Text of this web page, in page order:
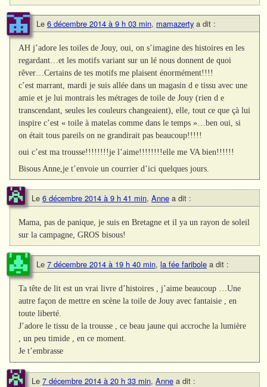
Le 6 décembre 2014 à 9 h 03 min, mamazerty a dit :
AH j’adore les toiles de Jouy, oui, on s’imagine des histoires en les
regardant…et les motifs variant sur un lé nous donnent de quoi
rêver…Certains de tes motifs me plaisent énormément!!!!
c’est marrant, mardi je suis allée dans un magasin d e tissu avec une
amie et je lui montrais les métrages de toile de Jouy (rien d e
transcendant, seules les couleurs changeaient), elle, tout ce que çà lui
inspire c’est « toile à matelas comme dans le temps »…ben oui, si
on était tous pareils on ne grandirait pas beaucoup!!!!!
oui c’est ma trousse!!!!!!!!je l’aime!!!!!!!!elle me VA bien!!!!!!
Bisous Anne,je t’envoie un courrier d’ici quelques jours.
Le 6 décembre 2014 à 9 h 41 min, Anne a dit :
Mama, pas de panique, je suis en Bretagne et il ya un rayon de soleil
sur la campagne, GROS bisous!
Le 7 décembre 2014 à 19 h 40 min, la fée faribole a dit :
Ta tête de lit est un vrai livre d’histoires , j’aime beaucoup …Une
autre façon de mettre en scène la toile de Jouy avec fantaisie , en
toute liberté.
J’adore le tissu de la trousse , ce beau jaune qui accroche la lumière
, un peu timide , en ce moment.
Je t’embrasse
Le 7 décembre 2014 à 20 h 33 min, Anne a dit :